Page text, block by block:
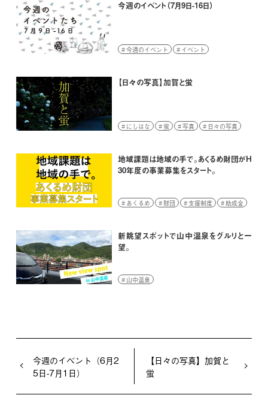
今週のイベント（7月9日-16日）
今週のイベント イベント
【日々の写真】加賀と蛍
にしはな 蛍 写真 日々の写真
地域課題は地域の手で。あくるめ財団がH
30年度の事業募集をスタート。
あくるめ 財団 支援制度 助成金
新眺望スポットで山中温泉をグルリと一
望。
山中温泉
今週のイベント（6月2
5日-7月1日）
【日々の写真】加賀と
蛍